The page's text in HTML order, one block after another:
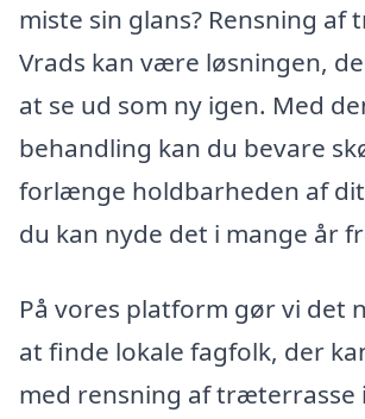
miste sin glans? Rensning af
Vrads kan være løsningen,
at se ud som ny igen. Med
behandling kan du bevare
forlænge holdbarheden af
du kan nyde det i mange år
På vores platform gør vi det
at finde lokale fagfolk, der
med rensning af træterrasse